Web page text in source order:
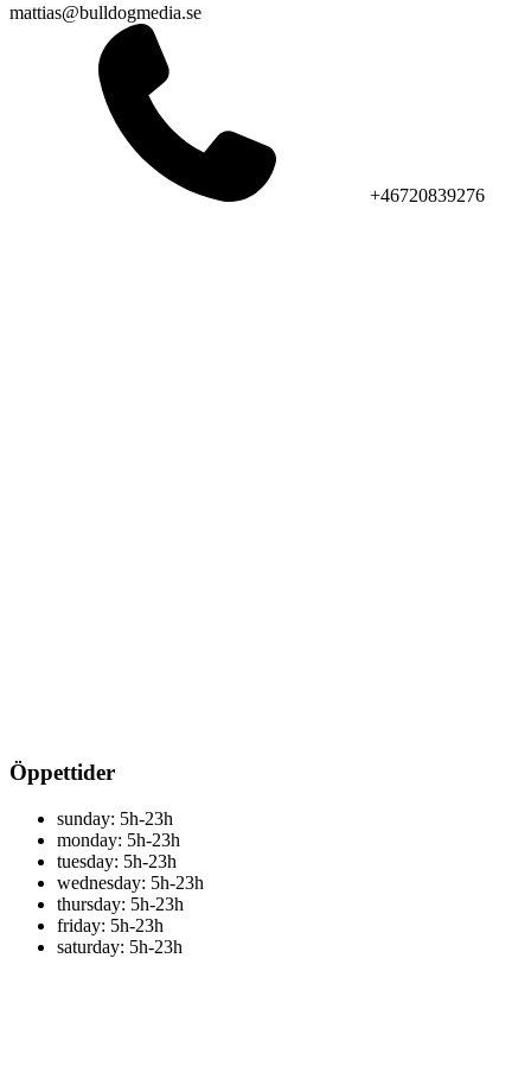
mattias@bulldogmedia.se
+46720839276
Öppettider
sunday: 5h-23h
monday: 5h-23h
tuesday: 5h-23h
wednesday: 5h-23h
thursday: 5h-23h
friday: 5h-23h
saturday: 5h-23h